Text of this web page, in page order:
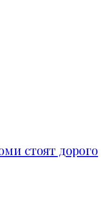
стоят дорого